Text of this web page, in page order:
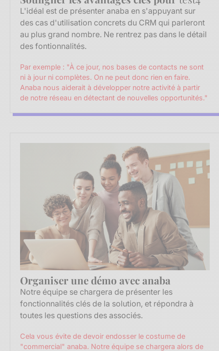
L'idéal est de présenter anaba en s'appuyant sur
des cas d'utilisation concrets du CRM qui parleront
au plus grand nombre. Ne rentrez pas dans le détail
des fontionnalités.
Par exemple : "À ce jour, nos bases de contacts ne sont
ni à jour ni complètes. On ne peut donc rien en faire.
Anaba nous aiderait à développer notre activité à partir
de notre réseau en détectant de nouvelles opportunités."
Organiser une démo avec anaba
Notre équipe se chargera de présenter les
fonctionnalités clés de la solution, et répondra à
toutes les questions des associés.
Cela vous évite de devoir endosser le costume de
"commercial" anaba. Notre équipe se chargera alors de